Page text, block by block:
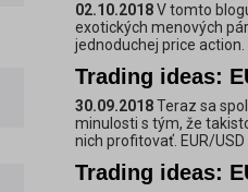
02.10.2018V tomto
exotických menových
jednoduchej price action.
Trading ideas:
30.09.2018Teraz sa
minulosti s tým, že
nich profitovať. EUR/
Trading ideas: